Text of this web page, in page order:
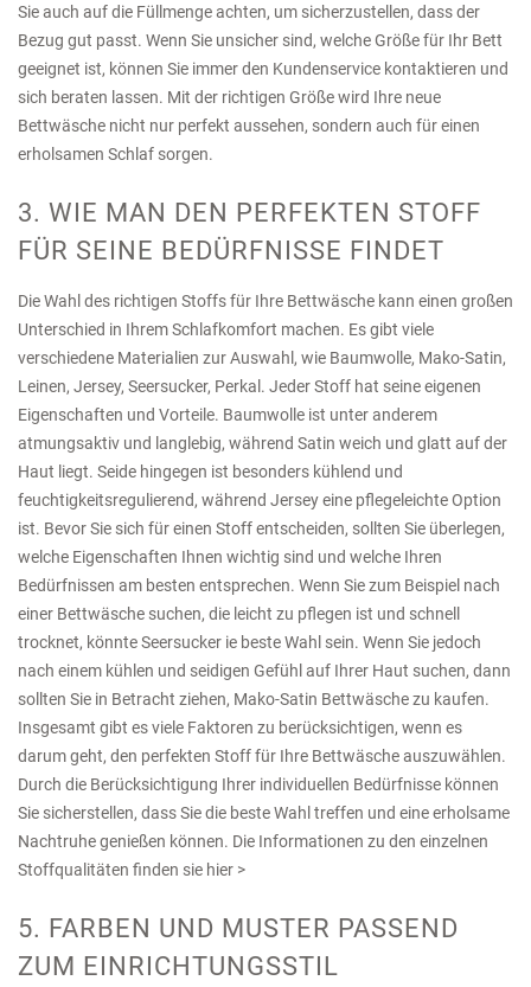
Sie auch auf die Füllmenge achten, um sicherzustellen, dass der
Bezug gut passt. Wenn Sie unsicher sind, welche Größe für Ihr Bett
geeignet ist, können Sie immer den Kundenservice kontaktieren und
sich beraten lassen. Mit der richtigen Größe wird Ihre neue
Bettwäsche nicht nur perfekt aussehen, sondern auch für einen
erholsamen Schlaf sorgen.
3. WIE MAN DEN PERFEKTEN STOFF
FÜR SEINE BEDÜRFNISSE FINDET
Die Wahl des richtigen Stoffs für Ihre Bettwäsche kann einen großen
Unterschied in Ihrem Schlafkomfort machen. Es gibt viele
verschiedene Materialien zur Auswahl, wie Baumwolle, Mako-Satin,
Leinen, Jersey, Seersucker, Perkal. Jeder Stoff hat seine eigenen
Eigenschaften und Vorteile. Baumwolle ist unter anderem
atmungsaktiv und langlebig, während Satin weich und glatt auf der
Haut liegt. Seide hingegen ist besonders kühlend und
feuchtigkeitsregulierend, während Jersey eine pflegeleichte Option
ist. Bevor Sie sich für einen Stoff entscheiden, sollten Sie überlegen,
welche Eigenschaften Ihnen wichtig sind und welche Ihren
Bedürfnissen am besten entsprechen. Wenn Sie zum Beispiel nach
einer Bettwäsche suchen, die leicht zu pflegen ist und schnell
trocknet, könnte Seersucker ie beste Wahl sein. Wenn Sie jedoch
nach einem kühlen und seidigen Gefühl auf Ihrer Haut suchen, dann
sollten Sie in Betracht ziehen, Mako-Satin Bettwäsche zu kaufen.
Insgesamt gibt es viele Faktoren zu berücksichtigen, wenn es
darum geht, den perfekten Stoff für Ihre Bettwäsche auszuwählen.
Durch die Berücksichtigung Ihrer individuellen Bedürfnisse können
Sie sicherstellen, dass Sie die beste Wahl treffen und eine erholsame
Nachtruhe genießen können. Die Informationen zu den einzelnen
Stoffqualitäten finden sie hier >
5. FARBEN UND MUSTER PASSEND
ZUM EINRICHTUNGSSTIL